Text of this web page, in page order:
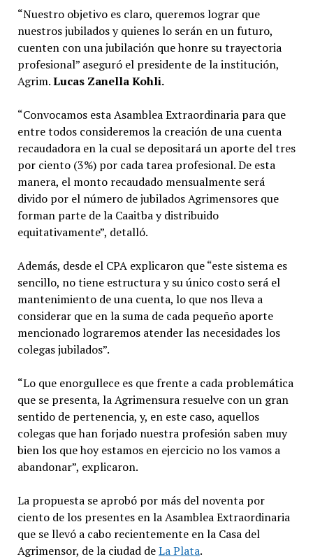
“Nuestro objetivo es claro, queremos lograr que
nuestros jubilados y quienes lo serán en un futuro,
cuenten con una jubilación que honre su trayectoria
profesional” aseguró el presidente de la institución,
Agrim.Lucas Zanella Kohli.
“Convocamos esta Asamblea Extraordinaria para que
entre todos consideremos la creación de una cuenta
recaudadora en la cual se depositará un aporte del tres
por ciento (3%) por cada tarea profesional. De esta
manera, el monto recaudado mensualmente será
divido por el número de jubilados Agrimensores que
forman parte de la Caaitba y distribuido
equitativamente”, detalló.
Además, desde el CPA explicaron que “este sistema es
sencillo, no tiene estructura y su único costo será el
mantenimiento de una cuenta, lo que nos lleva a
considerar que en la suma de cada pequeño aporte
mencionado lograremos atender las necesidades los
colegas jubilados”.
“Lo que enorgullece es que frente a cada problemática
que se presenta, la Agrimensura resuelve con un gran
sentido de pertenencia, y, en este caso, aquellos
colegas que han forjado nuestra profesión saben muy
bien los que hoy estamos en ejercicio no los vamos a
abandonar”, explicaron.
La propuesta se aprobó por más del noventa por
ciento de los presentes en la Asamblea Extraordinaria
que se llevó a cabo recientemente en la Casa del
Agrimensor, de la ciudad deLa Plata.